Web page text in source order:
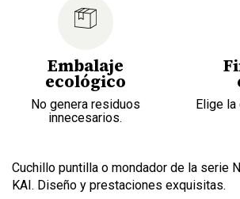
Embalaje
ecológico
No genera residuos
innecesarios.
Elige la
Cuchillo puntilla o mondador de la serie
KAI. Diseño y prestaciones exquisitas.